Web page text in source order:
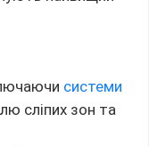
системи
сліпих зон та